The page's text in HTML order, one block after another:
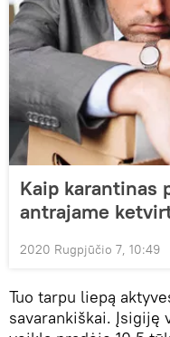
Kaip karantinas
antrajame
2020 Rugpjūčio 7, 10:49
Tuo tarpu liepą
savarankiškai.